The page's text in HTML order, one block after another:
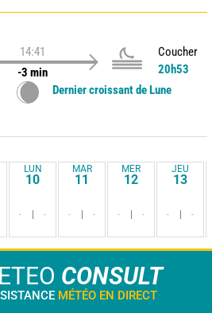
14:41
-3 min
Coucher
20h53
Dernier croissant de Lune
LUN
10
- -
MAR
11
- -
MER
12
- -
JEU
13
- -
CONSULT
MÉTÉO EN DIRECT